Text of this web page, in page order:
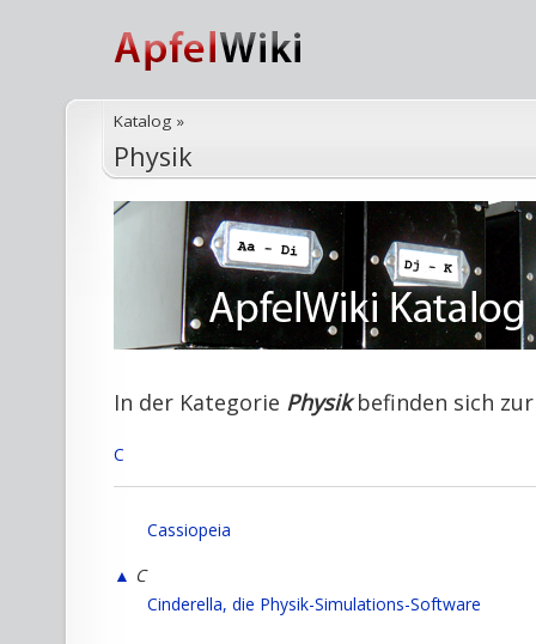
Katalog »
Physik
In der Kategorie Physikbefinden sich
C
Cassiopeia
▲ C
Cinderella, die Physik-Simulations-Software